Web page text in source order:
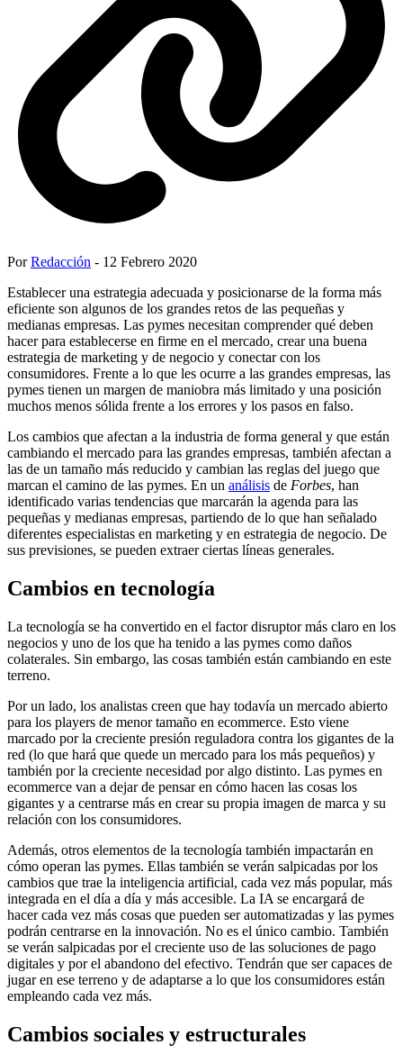
PorRedacción - 12 Febrero 2020
Establecer una estrategia adecuada y posicionarse de la forma más
eficiente son algunos de los grandes retos de las pequeñas y
medianas empresas. Las pymes necesitan comprender qué deben
hacer para establecerse en firme en el mercado, crear una buena
estrategia de marketing y de negocio y conectar con los
consumidores. Frente a lo que les ocurre a las grandes empresas, las
pymes tienen un margen de maniobra más limitado y una posición
muchos menos sólida frente a los errores y los pasos en falso.
Los cambios que afectan a la industria de forma general y que están
cambiando el mercado para las grandes empresas, también afectan a
las de un tamaño más reducido y cambian las reglas del juego que
marcan el camino de las pymes. En un análisis de Forbes, han
identificado varias tendencias que marcarán la agenda para las
pequeñas y medianas empresas, partiendo de lo que han señalado
diferentes especialistas en marketing y en estrategia de negocio. De
sus previsiones, se pueden extraer ciertas líneas generales.
Cambios en tecnología
La tecnología se ha convertido en el factor disruptor más claro en los
negocios y uno de los que ha tenido a las pymes como daños
colaterales. Sin embargo, las cosas también están cambiando en este
terreno.
Por un lado, los analistas creen que hay todavía un mercado abierto
para los players de menor tamaño en ecommerce. Esto viene
marcado por la creciente presión reguladora contra los gigantes de la
red (lo que hará que quede un mercado para los más pequeños) y
también por la creciente necesidad por algo distinto. Las pymes en
ecommerce van a dejar de pensar en cómo hacen las cosas los
gigantes y a centrarse más en crear su propia imagen de marca y su
relación con los consumidores.
Además, otros elementos de la tecnología también impactarán en
cómo operan las pymes. Ellas también se verán salpicadas por los
cambios que trae la inteligencia artificial, cada vez más popular, más
integrada en el día a día y más accesible. La IA se encargará de
hacer cada vez más cosas que pueden ser automatizadas y las pymes
podrán centrarse en la innovación. No es el único cambio. También
se verán salpicadas por el creciente uso de las soluciones de pago
digitales y por el abandono del efectivo. Tendrán que ser capaces de
jugar en ese terreno y de adaptarse a lo que los consumidores están
empleando cada vez más.
Cambios sociales y estructurales